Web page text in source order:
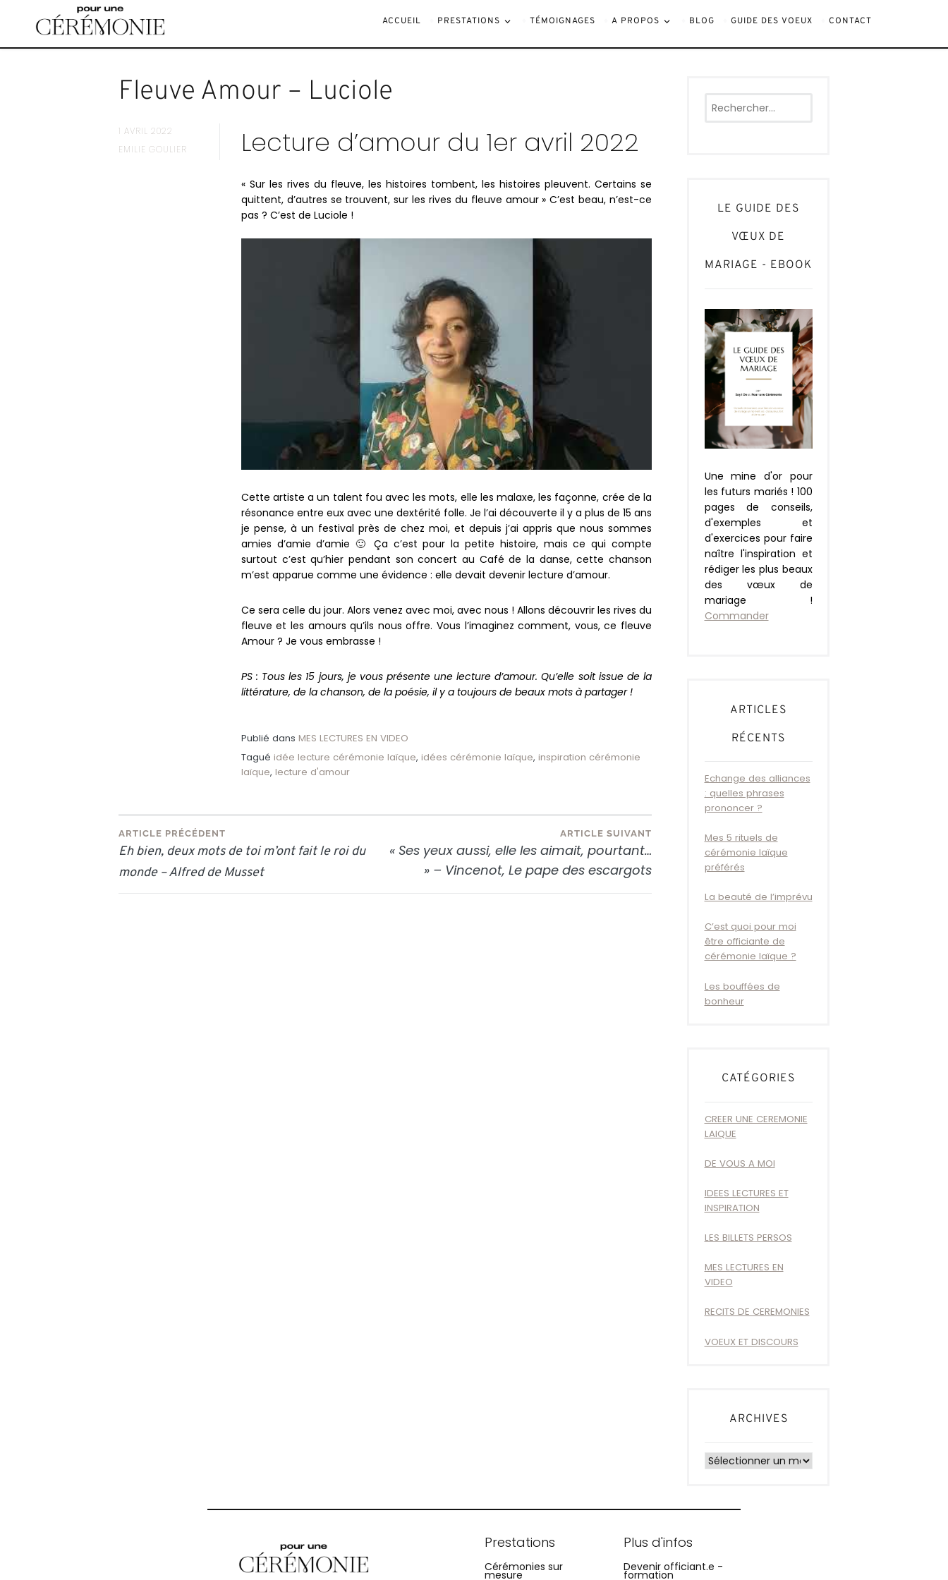
contenu
ACCUEIL PRESTATIONS TÉMOIGNAGES A PROPOS BLOG GUIDE DES VOEUX CONTACT
Fleuve Amour – Luciole
1 AVRIL 2022
EMILIE GOULIER
Lecture d’amour du 1er avril 2022
« Sur les rives du fleuve, les histoires tombent, les histoires pleuvent. Certains se
quittent, d’autres se trouvent, sur les rives du fleuve amour » C’est beau, n’est-ce
pas ? C’est de Luciole !
Cette artiste a un talent fou avec les mots, elle les malaxe, les façonne, crée de la
résonance entre eux avec une dextérité folle. Je l’ai découverte il y a plus de 15 ans
je pense, à un festival près de chez moi, et depuis j’ai appris que nous sommes
amies d’amie d’amie 🙂 Ça c’est pour la petite histoire, mais ce qui compte
surtout c’est qu’hier pendant son concert au Café de la danse, cette chanson
m’est apparue comme une évidence : elle devait devenir lecture d’amour.
Ce sera celle du jour. Alors venez avec moi, avec nous ! Allons découvrir les rives du
fleuve et les amours qu’ils nous offre. Vous l’imaginez comment, vous, ce fleuve
Amour ? Je vous embrasse !
PS : Tous les 15 jours, je vous présente une lecture d’amour. Qu’elle soit issue de la
littérature, de la chanson, de la poésie, il y a toujours de beaux mots à partager !
Publié dans MES LECTURES EN VIDEO
Tagué idée lecture cérémonie laïque, idées cérémonie laïque, inspiration cérémonie
laïque, lecture d'amour
Navigation
de
ARTICLE PRÉCÉDENT
Eh bien, deux mots de toi m’ont fait le roi du
monde – Alfred de Musset
ARTICLE SUIVANT
« Ses yeux aussi, elle les aimait, pourtant…
» – Vincenot, Le pape des escargots
LE GUIDE DES
VŒUX DE
MARIAGE - EBOOK
Une mine d'or pour
les futurs mariés ! 100
pages de conseils,
d'exemples et
d'exercices pour faire
naître l'inspiration et
rédiger les plus beaux
des vœux de
mariage !
Commander
ARTICLES
RÉCENTS
Echange des alliances
: quelles phrases
prononcer ?
Mes 5 rituels de
cérémonie laïque
préférés
La beauté de l’imprévu
C’est quoi pour moi
être officiante de
cérémonie laïque ?
Les bouffées de
bonheur
CATÉGORIES
CREER UNE CEREMONIE
LAIQUE
DE VOUS A MOI
IDEES LECTURES ET
INSPIRATION
LES BILLETS PERSOS
MES LECTURES EN
VIDEO
RECITS DE CEREMONIES
VOEUX ET DISCOURS
ARCHIVES
Archives
Prestations
Cérémonies sur
mesure
Plus d'infos
Devenir officiant.e -
formation